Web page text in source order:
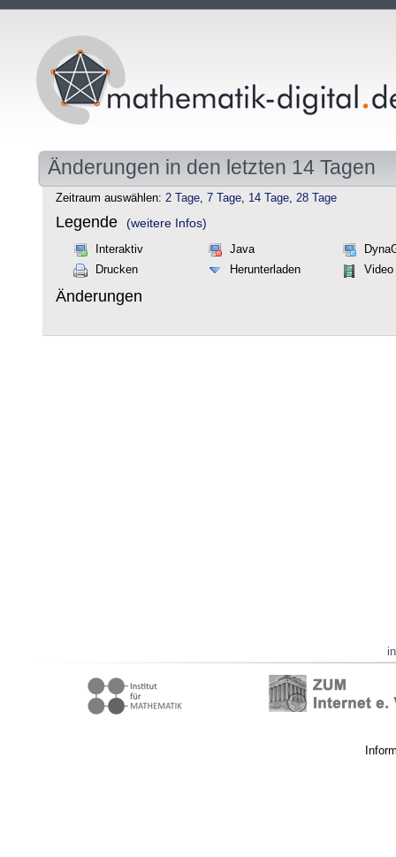
Änderungen in den letzten 14 Tagen
Zeitraum auswählen: 2 Tage, 7 Tage, 14 Tage, 28 Tage
Legende (weitere Infos)
Interaktiv Java
Drucken
Herunterladen Video
Änderungen